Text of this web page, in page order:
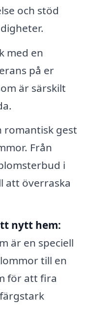
och stöd
med en
på er
är särskilt
romantisk gest
Från
i
att överraska
nytt hem:
är en speciell
till en
för att fira